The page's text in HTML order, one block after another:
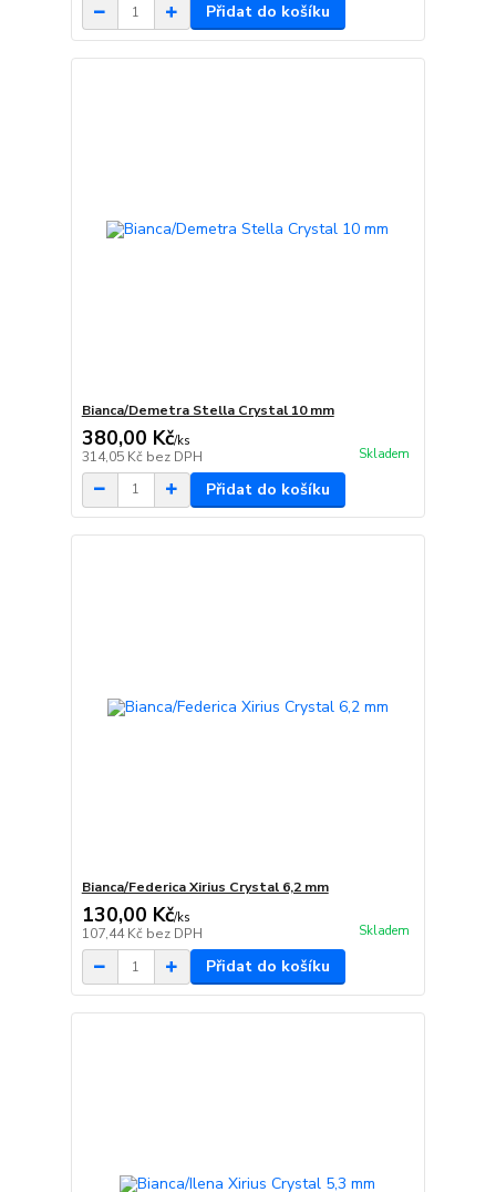
Přidat do košíku
Bianca/Demetra Stella Crystal 10 mm
380,00 Kč/ks
314,05 Kč bez DPH Skladem
Přidat do košíku
Bianca/Federica Xirius Crystal 6,2 mm
130,00 Kč/ks
107,44 Kč bez DPH Skladem
Přidat do košíku